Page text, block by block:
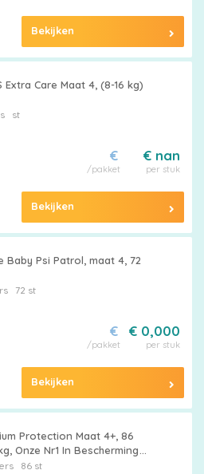
Bekijken
Extra Care Maat 4, (8-16 kg)
st
€ nan
per stuk
€
/pakket
Bekijken
Baby Psi Patrol, maat 4, 72
72 st
€ 0,000
per stuk
€
/pakket
Bekijken
Protection Maat 4+, 86
Onze Nr1 In Bescherming
Lekken
86 st